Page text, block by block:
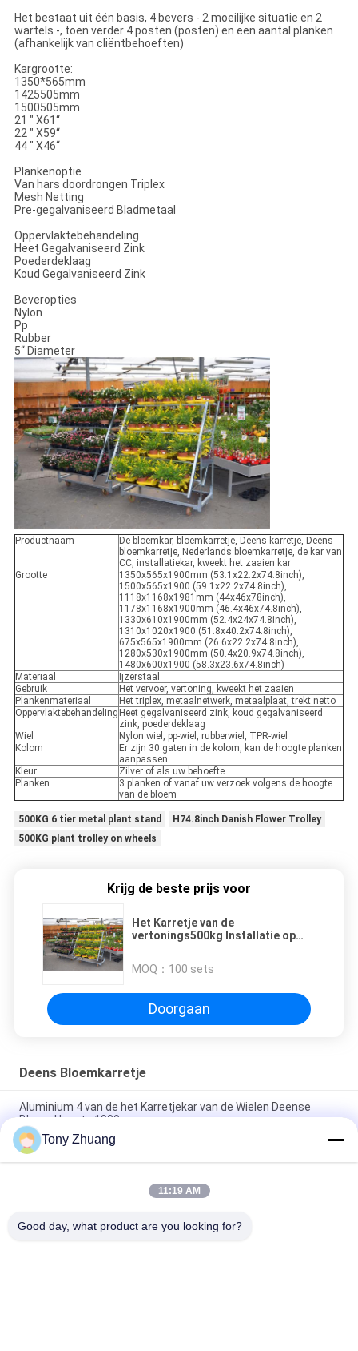
Het bestaat uit één basis, 4 bevers - 2 moeilijke situatie en 2
wartels -, toen verder 4 posten (posten) en een aantal planken
(afhankelijk van cliëntbehoeften)
Kargrootte:
1350*565mm
1425505mm
1500505mm
21 " X61“
22 " X59“
44 " X46“
Plankenoptie
Van hars doordrongen Triplex
Mesh Netting
Pre-gegalvaniseerd Bladmetaal
Oppervlaktebehandeling
Heet Gegalvaniseerd Zink
Poederdeklaag
Koud Gegalvaniseerd Zink
Beveropties
Nylon
Pp
Rubber
5“ Diameter
Productnaam
De bloemkar, bloemkarretje, Deens karretje, Deens
bloemkarretje, Nederlands bloemkarretje, de kar van
CC, installatiekar, kweekt het zaaien kar
Grootte
1350x565x1900mm (53.1x22.2x74.8inch),
1500x565x1900 (59.1x22.2x74.8inch),
1118x1168x1981mm (44x46x78inch),
1178x1168x1900mm (46.4x46x74.8inch),
1330x610x1900mm (52.4x24x74.8inch),
1310x1020x1900 (51.8x40.2x74.8inch),
675x565x1900mm (26.6x22.2x74.8inch),
1280x530x1900mm (50.4x20.9x74.8inch),
1480x600x1900 (58.3x23.6x74.8inch)
Materiaal
Ijzerstaal
Gebruik
Het vervoer, vertoning, kweekt het zaaien
Plankenmateriaal
Het triplex, metaalnetwerk, metaalplaat, trekt netto
Oppervlaktebehandeling Heet gegalvaniseerd zink, koud gegalvaniseerd
zink, poederdeklaag
Wiel
Nylon wiel, pp-wiel, rubberwiel, TPR-wiel
Kolom
Er zijn 30 gaten in de kolom, kan de hoogte planken
aanpassen
Kleur
Zilver of als uw behoefte
Planken
3 planken of vanaf uw verzoek volgens de hoogte
van de bloem
500KG 6 tier metal plant stand
H74.8inch Danish Flower Trolley
500KG plant trolley on wheels
Krijg de beste prijs voor
Het Karretje van de
vertonings500kg Installatie op
MOQ： 100 sets
Doorgaan
Deens Bloemkarretje
Aluminium 4 van de het Karretjekar van de Wielen Deense
Bloem Hoogte 1900mm
Karretje van de het Triplex het Deense Installatie van het
ijzerstaal, 500kgs-het Rek van de Bloempot met 4 Wielen
Van het de Bloemkarretje H74.8inch gelijkstroom van Mobile
Tony Zhuang
11:19 AM
Good day, what product are you looking for?